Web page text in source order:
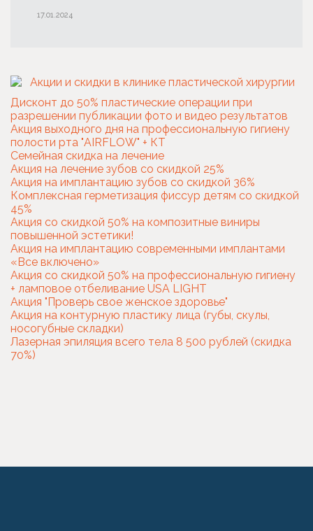
17.01.2024
Дисконт до 50% пластические операции при
разрешении публикации фото и видео результатов
Акция выходного дня на профессиональную гигиену
полости рта "AIRFLOW" + КТ
Семейная скидка на лечение
Акция на лечение зубов со скидкой 25%
Акция на имплантацию зубов со скидкой 36%
Комплексная герметизация фиссур детям со скидкой
45%
Акция со скидкой 50% на композитные виниры
повышенной эстетики!
Акция на имплантацию современными имплантами
«Все включено»
Акция со скидкой 50% на профессиональную гигиену
+ ламповое отбеливание USA LIGHT
Акция "Проверь свое женское здоровье"
Акция на контурную пластику лица (губы, скулы,
носогубные складки)
Лазерная эпиляция всего тела 8 500 рублей (скидка
70%)